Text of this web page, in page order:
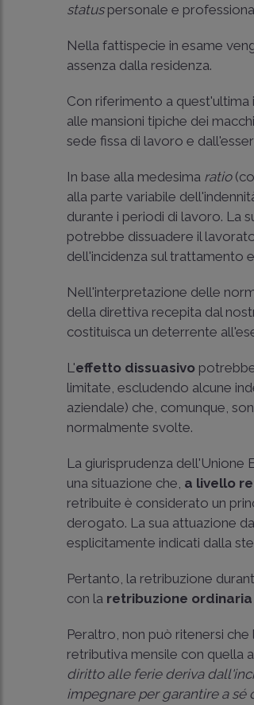
statuspersonale e
Nella fattispecie in esame
assenza dalla residenza.
Con riferimento a quest'ultima
alle mansioni tipiche dei
sede fissa di lavoro e
In base alla medesima ratio
alla parte variabile
durante i periodi di lavoro. La
potrebbe dissuadere il
dell'incidenza sul trattamento
Nell'interpretazione delle
della direttiva recepita dal
costituisca un deterrente
L'effetto dissuasivo
limitate, escludendo alcune
aziendale) che, comunque,
normalmente svolte.
La giurisprudenza dell'Unione
una situazione che, a livello
retribuite è considerato un
derogato. La sua attuazione
esplicitamente indicati dalla
Pertanto, la retribuzione
con la retribuzione ordinaria
Peraltro, non può ritenersi
retributiva mensile con quella
diritto alle ferie deriva
impegnare per garantire a